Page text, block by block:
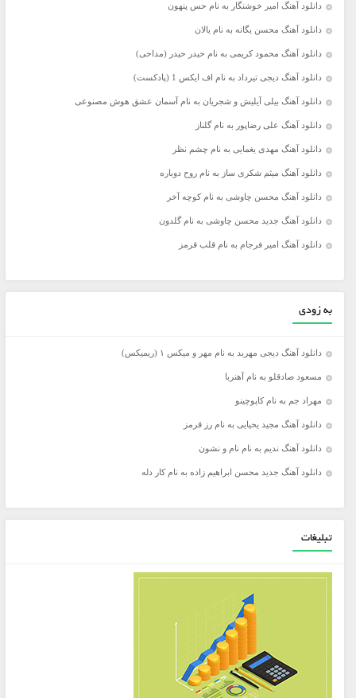
دانلود آهنگ امیر خوشنگار به نام حس پنهون
دانلود آهنگ محسن یگانه به نام یالان
دانلود آهنگ محمود کریمی به نام حیدر حیدر (مداحی)
دانلود آهنگ دیجی تیرداد به نام اف ایکس 1 (پادکست)
دانلود آهنگ بیلی آیلیش و شجریان به نام آسمان عشق هوش مصنوعی
دانلود آهنگ علی رضاپور به نام گلناز
دانلود آهنگ مهدی یغمایی به نام چشم نظر
دانلود آهنگ میثم شکری ساز به نام روح دوباره
دانلود آهنگ محسن چاوشی به نام کوچه آخر
دانلود آهنگ جدید محسن چاوشی به نام گلدون
دانلود آهنگ امیر فرجام به نام قلب قرمز
به زودی
دانلود آهنگ دیجی مهربد به نام مهر و میکس ۱ (ریمیکس)
مسعود صادقلو به نام آهنربا
مهراد جم به نام کاپوچینو
دانلود آهنگ مجید یحیایی به نام رز قرمز
دانلود آهنگ ندیم به نام نام و نشون
دانلود آهنگ جدید محسن ابراهیم زاده به نام کار دله
تبلیغات